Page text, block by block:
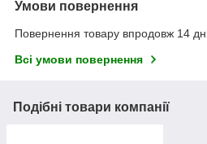
Умови повернення
Повернення товару впродовж 14
Всі умови повернення
Подібні товари компанії